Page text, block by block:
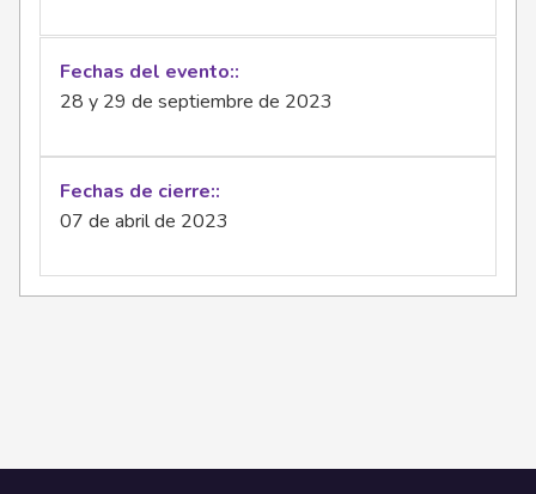
Fechas del evento:
28 y 29 de septiembre de 2023
Fechas de cierre:
07 de abril de 2023